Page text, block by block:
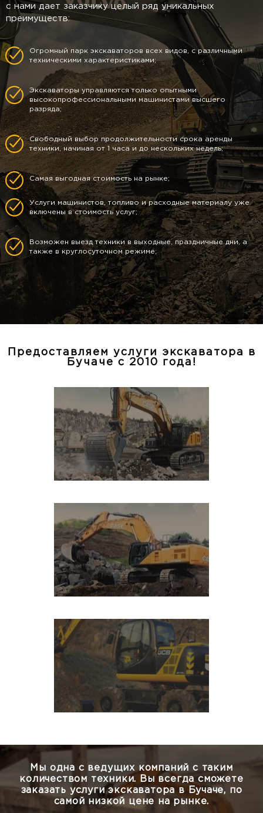
с нами дает заказчику целый ряд уникальных
преимуществ:
Огромный парк экскаваторов всех видов, с различными
техническими характеристиками;
Экскаваторы управляются только опытными
высокопрофессиональными машинистами высшего
разряда;
Свободный выбор продолжительности срока аренды
техники, начиная от 1 часа и до нескольких недель;
Самая выгодная стоимость на рынке;
Услуги машинистов, топливо и расходные материалу уже
включены в стоимость услуг;
Возможен выезд техники в выходные, праздничные дни, а
также в круглосуточном режиме;
Предоставляем услуги экскаватора в
Бучаче с 2010 года!
Мы одна с ведущих компаний с таким
количеством техники. Вы всегда сможете
заказать услуги экскаватора в Бучаче, по
самой низкой цене на рынке.